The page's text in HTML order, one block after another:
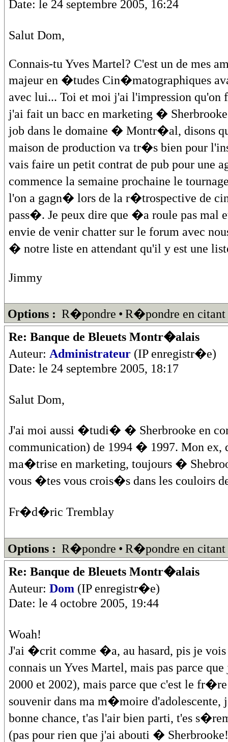
Date: le 24 septembre 2005, 16:24
Salut Dom,
Connais-tu Yves Martel? C'est un de mes
majeur en �tudes Cin�matographiques
avec lui... Toi et moi j'ai l'impression
j'ai fait un bacc en marketing �
job dans le domaine � Montr�al, disons
maison de production va tr�s bien pour
vais faire un petit contrat de pub pour
commence la semaine prochaine le
l'on a gagn� lors de la r�trospective de
pass�. Je peux dire que �a roule pas mal
envie de venir chatter sur le forum avec
� notre liste en attendant qu'il y est une
Jimmy
Options : R�pondre • R�pondre en citant
Re: Banque de Bleuets Montr�alais
Auteur: Administrateur (IP enregistr�e)
Date: le 24 septembre 2005, 18:17
Salut Dom,
J'ai moi aussi �tudi� � Sherbrooke en
communication) de 1994 � 1997. Mon
ma�trise en marketing, toujours �
vous �tes vous crois�s dans les couloirs
Fr�d�ric Tremblay
Options : R�pondre • R�pondre en citant
Re: Banque de Bleuets Montr�alais
Auteur: Dom (IP enregistr�e)
Date: le 4 octobre 2005, 19:44
Woah!
J'ai �crit comme �a, au hasard, pis je
connais un Yves Martel, mais pas parce
2000 et 2002), mais parce que c'est le
souvenir dans ma m�moire d'adolescente,
bonne chance, t'as l'air bien parti, t'es
(pas pour rien que j'ai abouti �